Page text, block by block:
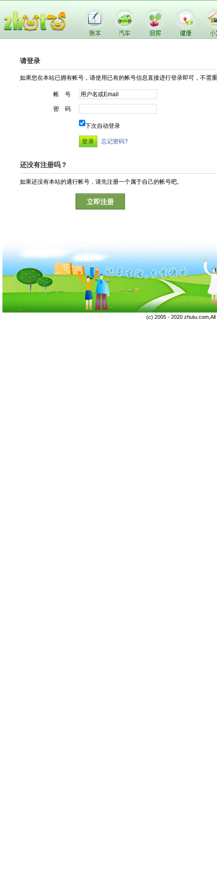
请登录
如果您在本站已拥有帐号，请使用已有的帐号信息直接进行登录即可，不需
帐 号
密 码
下次自动登录
忘记密码?
还没有注册吗？
如果还没有本站的通行帐号，请先注册一个属于自己的帐号吧。
立即注册
(c) 2005 - 2020